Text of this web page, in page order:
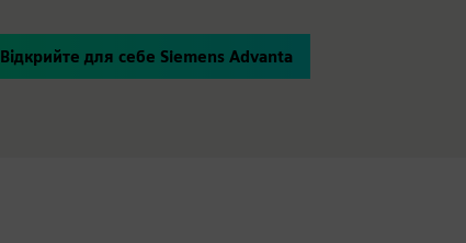
Відкрийте для себе Siemens Advanta